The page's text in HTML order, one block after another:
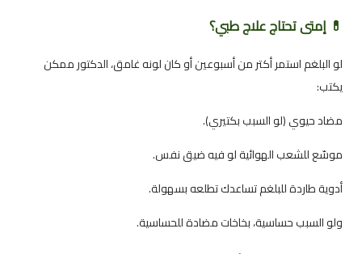
💊 إمتى تحتاج علاج طبي؟
لو البلغم استمر أكتر من أسبوعين أو كان لونه غامق، الدكتور ممكن
يكتب:
مضاد حيوي (لو السبب بكتيري).
موسّع للشعب الهوائية لو فيه ضيق نفس.
أدوية طاردة للبلغم تساعدك تطلعه بسهولة.
ولو السبب حساسية، بخاخات مضادة للحساسية.